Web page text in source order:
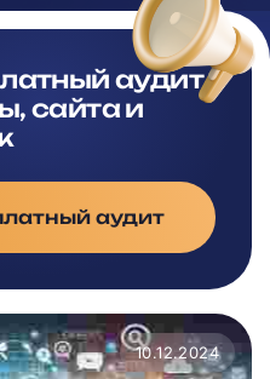
аудит
сайта и
аудит
10.12.2024